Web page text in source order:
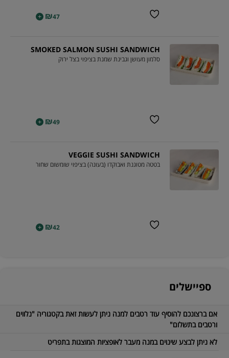
₪47
+
SMOKED SALMON SUSHI SANDWICH
סלמון מעושן וגבינת שמנת בציפוי בצל ירוק
₪49
+
VEGGIE SUSHI SANDWICH
בטטה מטוגנת ואבוקדו (בעונה) בציפוי שומשום שחור
₪42
+
ספיישלים
אם ברצונכם להוסיף עוד רטבים למנה ניתן לעשות זאת בקטגוריה "נלווים
ורטבים בתשלום"
לא ניתן לבצע שינוים במנה מעבר לאופציות המוצגות בתפריט